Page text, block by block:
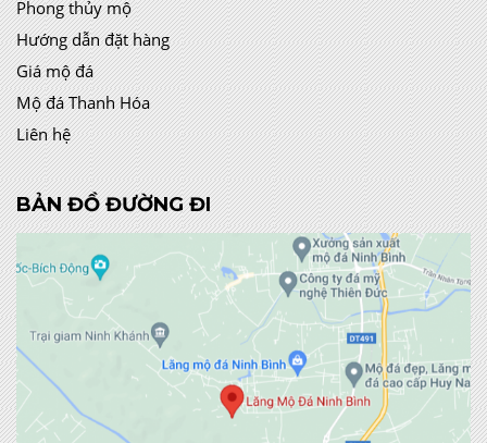
Phong thủy mộ
Hướng dẫn đặt hàng
Giá mộ đá
Mộ đá Thanh Hóa
Liên hệ
BẢN ĐỒ ĐƯỜNG ĐI